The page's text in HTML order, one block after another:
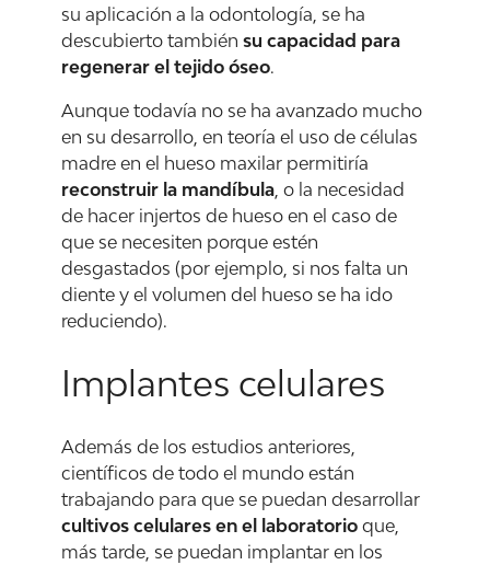
su aplicación a la odontología, se ha
descubierto también su capacidad para
regenerar el tejido óseo.
Aunque todavía no se ha avanzado mucho
en su desarrollo, en teoría el uso de células
madre en el hueso maxilar permitiría
reconstruir la mandíbula , o la necesidad
de hacer injertos de hueso en el caso de
que se necesiten porque estén
desgastados (por ejemplo, si nos falta un
diente y el volumen del hueso se ha ido
reduciendo).
Implantes celulares
Además de los estudios anteriores,
científicos de todo el mundo están
trabajando para que se puedan desarrollar
cultivos celulares en el laboratorio que,
más tarde, se puedan implantar en los